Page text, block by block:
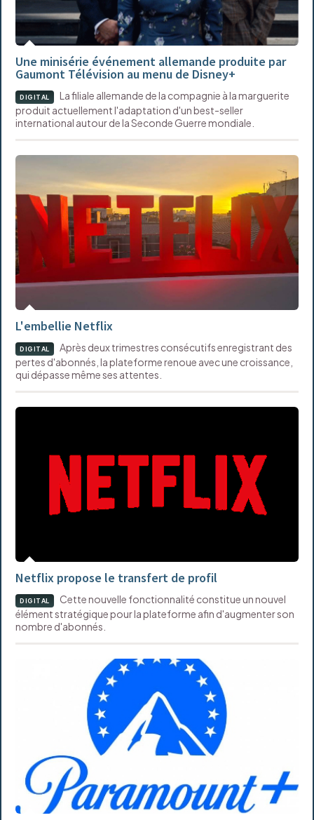
Une minisérie événement allemande produite par
Gaumont Télévision au menu de Disney+
DIGITAL
La filiale allemande de la compagnie à la marguerite
produit actuellement l'adaptation d'un best-seller
international autour de la Seconde Guerre mondiale.
L'embellie Netflix
DIGITAL
Après deux trimestres consécutifs enregistrant des
pertes d'abonnés, la plateforme renoue avec une croissance,
qui dépasse même ses attentes.
Netflix propose le transfert de profil
DIGITAL
Cette nouvelle fonctionnalité constitue un nouvel
élément stratégique pour la plateforme afin d'augmenter son
nombre d'abonnés.